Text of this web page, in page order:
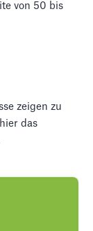
von 50 bis
zeigen zu
das